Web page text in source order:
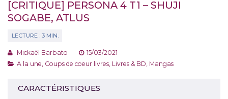
[CRITIQUE] PERSONA 4 T1 – SHUJI
SOGABE, ATLUS
Mickaël Barbato
15/03/2021
A la une Coups de coeur livres Livres & BD Mangas
CARACTÉRISTIQUES